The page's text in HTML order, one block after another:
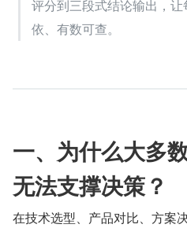
评分到三段式结论输出，
依、有数可查。
一、为什么大多
无法支撑决策？
在技术选型、产品对比、方案